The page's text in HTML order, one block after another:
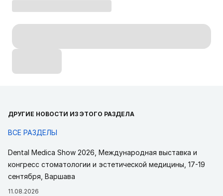
ДРУГИЕ НОВОСТИ ИЗ ЭТОГО РАЗДЕЛА
ВСЕ РАЗДЕЛЫ
Dental Medica Show 2026, Международная выставка и
конгресс стоматологии и эстетической медицины, 17-19
сентября, Варшава
11.08.2026